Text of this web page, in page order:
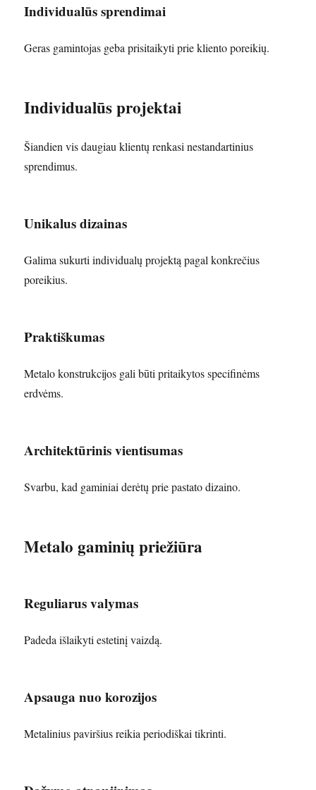
Individualūs sprendimai
Geras gamintojas geba prisitaikyti prie kliento poreikių.
Individualūs projektai
Šiandien vis daugiau klientų renkasi nestandartinius
sprendimus.
Unikalus dizainas
Galima sukurti individualų projektą pagal konkrečius
poreikius.
Praktiškumas
Metalo konstrukcijos gali būti pritaikytos specifinėms
erdvėms.
Architektūrinis vientisumas
Svarbu, kad gaminiai derėtų prie pastato dizaino.
Metalo gaminių priežiūra
Reguliarus valymas
Padeda išlaikyti estetinį vaizdą.
Apsauga nuo korozijos
Metalinius paviršius reikia periodiškai tikrinti.